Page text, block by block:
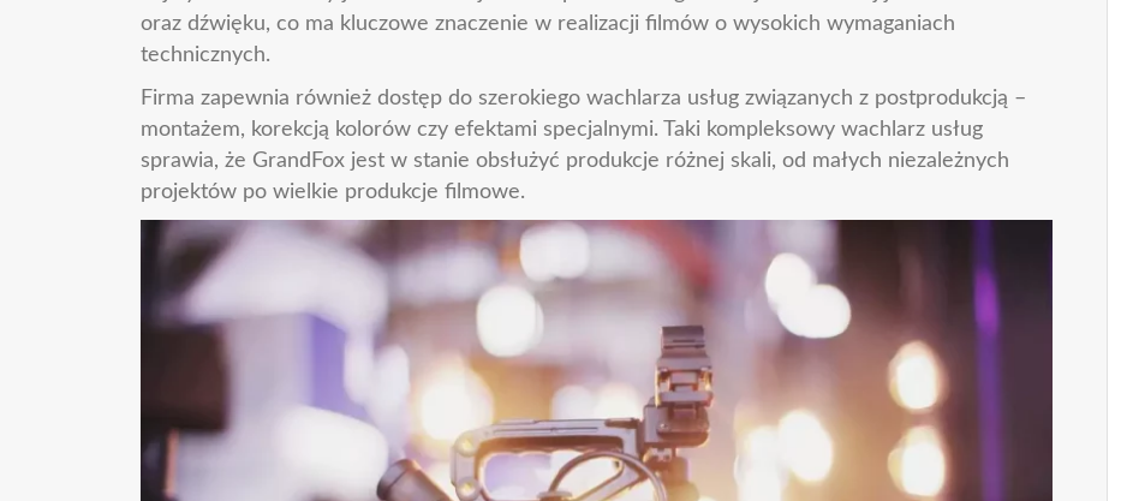
oraz dźwięku, co ma kluczowe znaczenie w realizacji filmów o wysokich wymaganiach
technicznych.
Firma zapewnia również dostęp do szerokiego wachlarza usług związanych z postprodukcją –
montażem, korekcją kolorów czy efektami specjalnymi. Taki kompleksowy wachlarz usług
sprawia, że GrandFox jest w stanie obsłużyć produkcje różnej skali, od małych niezależnych
projektów po wielkie produkcje filmowe.